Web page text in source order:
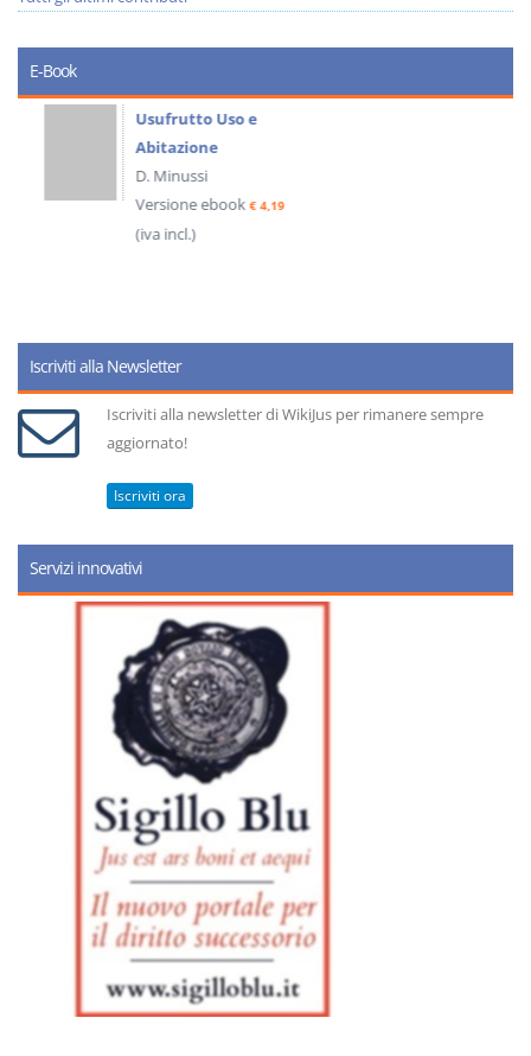
E-Book
Usufrutto Uso e
Abitazione
D. Minussi
Versione ebook€ 4,19
(iva incl.)
Iscriviti alla Newsletter
Iscriviti alla newsletter di WikiJus per rimanere sempre
aggiornato!
Iscriviti ora
Servizi innovativi